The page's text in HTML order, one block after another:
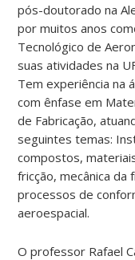
pós-doutorado na
por muitos anos
Tecnológico de
suas atividades na
Tem experiência na
com ênfase em
de Fabricação,
seguintes temas:
compostos,
fricção, mecânica da
processos de
aeroespacial.
O professor Rafael